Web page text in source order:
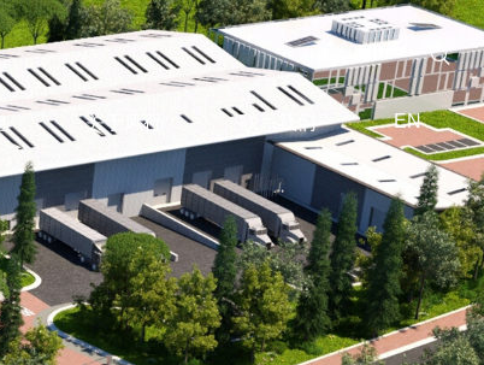
关于风行 联系我们 EN